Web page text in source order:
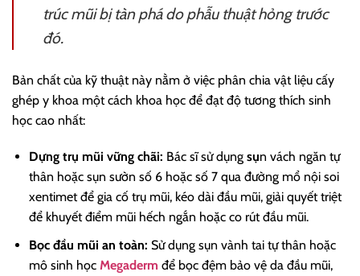
trúc mũi bị tàn phá do phẫu thuật hỏng trước
đó.
Bản chất của kỹ thuật này nằm ở việc phân chia vật liệu cấy
ghép y khoa một cách khoa học để đạt độ tương thích sinh
học cao nhất:
Dựng trụ mũi vững chãi: Bác sĩ sử dụng sụn vách ngăn tự
thân hoặc sụn sườn số 6 hoặc số 7 qua đường mổ nội soi
xentimet để gia cố trụ mũi, kéo dài đầu mũi, giải quyết triệt
để khuyết điểm mũi hếch ngắn hoặc co rút đầu mũi.
Bọc đầu mũi an toàn: Sử dụng sụn vành tai tự thân hoặc
mô sinh học Megaderm để bọc đệm bảo vệ da đầu mũi,